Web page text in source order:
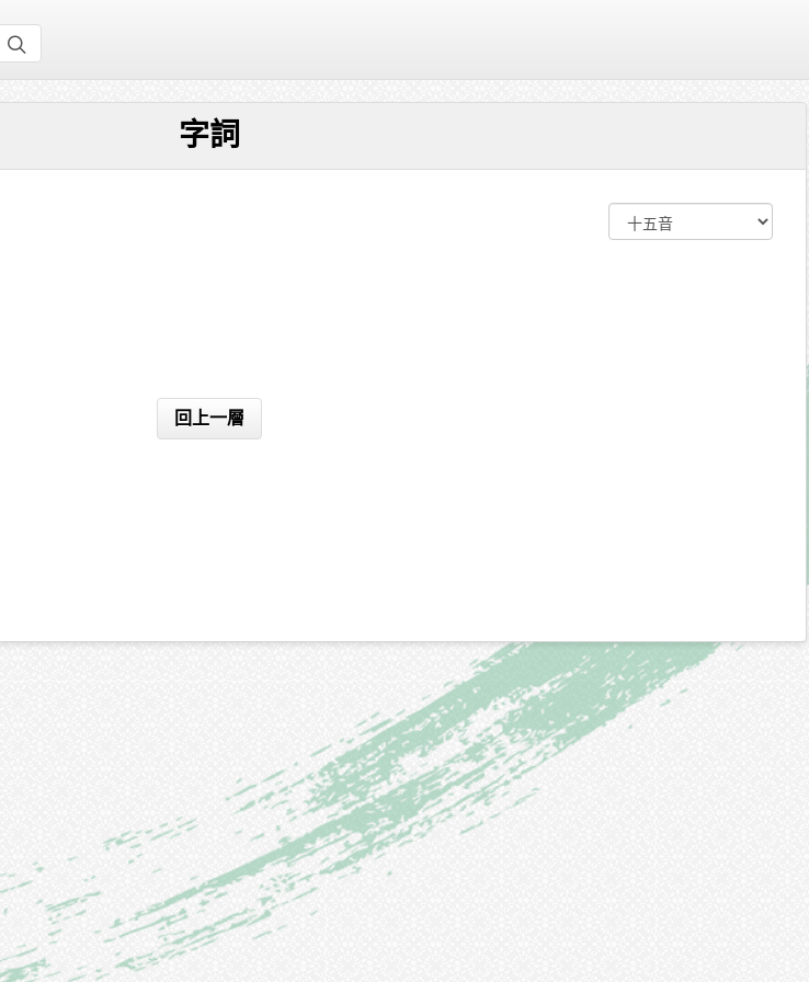
字詞
回上一層